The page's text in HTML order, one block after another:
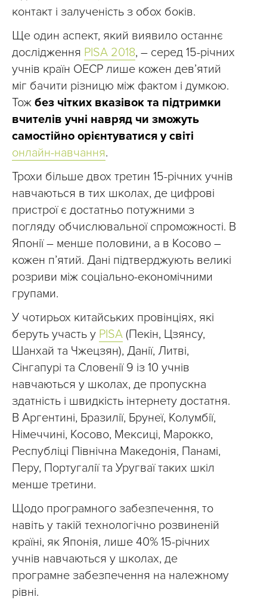
контакт і залученість з обох боків.
Ще один аспект, який виявило останнє
дослідження PISA 2018, – серед 15-річних
учнів країн ОЕСР лише кожен дев’ятий
міг бачити різницю між фактом і думкою.
Тож без чітких вказівок та підтримки
вчителів учні навряд чи зможуть
самостійно орієнтуватися у світі
онлайн-навчання.
Трохи більше двох третин 15-річних учнів
навчаються в тих школах, де цифрові
пристрої є достатньо потужними з
погляду обчислювальної спроможності. В
Японії – менше половини, а в Косово –
кожен п’ятий. Дані підтверджують великі
розриви між соціально-економічними
групами.
У чотирьох китайських провінціях, які
беруть участь у PISA (Пекін, Цзянсу,
Шанхай та Чжецзян), Данії, Литві,
Сінгапурі та Словенії 9 із 10 учнів
навчаються у школах, де пропускна
здатність і швидкість інтернету достатня.
В Аргентині, Бразилії, Брунеї, Колумбії,
Німеччині, Косово, Мексиці, Марокко,
Республіці Північна Македонія, Панамі,
Перу, Португалії та Уругваї таких шкіл
менше третини.
Щодо програмного забезпечення, то
навіть у такій технологічно розвиненій
країні, як Японія, лише 40% 15-річних
учнів навчаються у школах, де
програмне забезпечення на належному
рівні.